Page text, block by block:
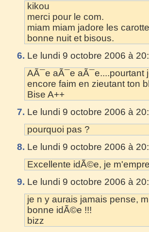
kikou
merci pour le com.
miam miam jadore les
bonne nuit et bisous.
6. Le lundi 9 octobre 2006 à
AÃ¯e aÃ¯e aÃ¯e....pourtant
encore faim en zieutant ton
Bise A++
7. Le lundi 9 octobre 2006 à
pourquoi pas ?
8. Le lundi 9 octobre 2006 à
Excellente idÃ©e, je
9. Le lundi 9 octobre 2006 à
je n y aurais jamais pense,
bonne idÃ©e !!!
bizz